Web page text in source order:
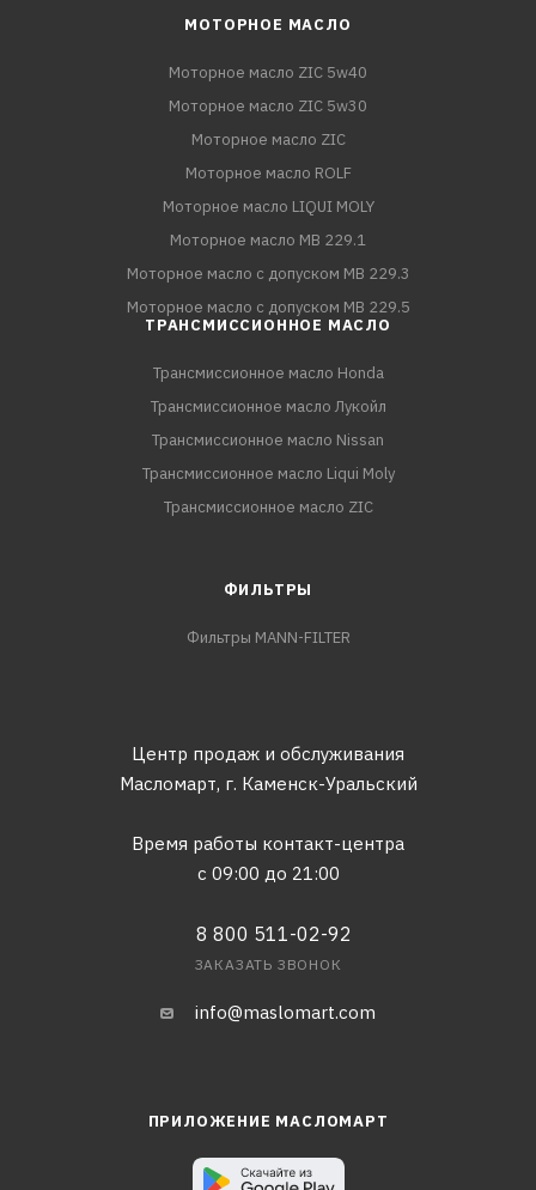
МОТОРНОЕ МАСЛО
Моторное масло ZIC 5w40
Моторное масло ZIC 5w30
Моторное масло ZIC
Моторное масло ROLF
Моторное масло LIQUI MOLY
Моторное масло MB 229.1
Моторное масло с допуском MB 229.3
Моторное масло с допуском MB 229.5
ТРАНСМИССИОННОЕ МАСЛО
Трансмиссионное масло Honda
Трансмиссионное масло Лукойл
Трансмиссионное масло Nissan
Трансмиссионное масло Liqui Moly
Трансмиссионное масло ZIC
ФИЛЬТРЫ
Фильтры MANN-FILTER
Центр продаж и обслуживания
Масломарт, г. Каменск-Уральский
Время работы контакт-центра
с 09:00 до 21:00
8 800 511-02-92
ЗАКАЗАТЬ ЗВОНОК
info@maslomart.com
ПРИЛОЖЕНИЕ МАСЛОМАРТ